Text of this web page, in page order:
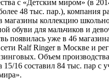
с «Детским миром» (в
48 тыс. пар.), компания
магазины коллекцию
обуви для мальчиков и
появилась уже в 46
Ralf Ringer в Москве и
Объем производства
16 составил 84 тыс. пар с